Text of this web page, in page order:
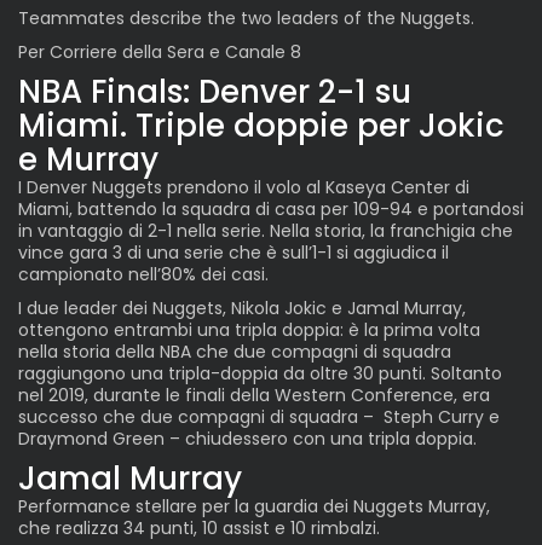
Teammates describe the two leaders of the Nuggets.
Per Corriere della Sera e Canale 8
NBA Finals: Denver 2-1 su
Miami. Triple doppie per Jokic
e Murray
I Denver Nuggets prendono il volo al Kaseya Center di
Miami, battendo la squadra di casa per 109-94 e portandosi
in vantaggio di 2-1 nella serie. Nella storia, la franchigia che
vince gara 3 di una serie che è sull’1-1 si aggiudica il
campionato nell’80% dei casi.
I due leader dei Nuggets, Nikola Jokic e Jamal Murray,
ottengono entrambi una tripla doppia: è la prima volta
nella storia della NBA che due compagni di squadra
raggiungono una tripla-doppia da oltre 30 punti. Soltanto
nel 2019, durante le finali della Western Conference, era
successo che due compagni di squadra – Steph Curry e
Draymond Green – chiudessero con una tripla doppia.
Jamal Murray
Performance stellare per la guardia dei Nuggets Murray,
che realizza 34 punti, 10 assist e 10 rimbalzi.